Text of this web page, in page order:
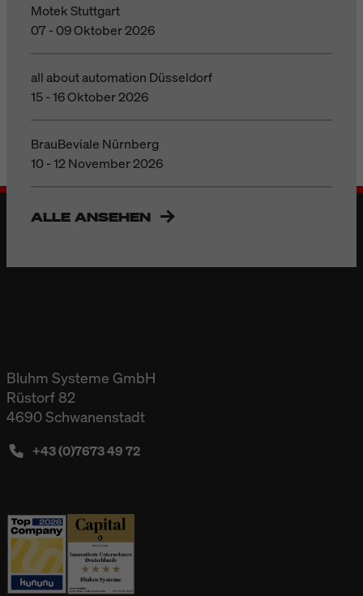
Motek Stuttgart
07 - 09 Oktober 2026
all about automation Düsseldorf
15 - 16 Oktober 2026
BrauBeviale Nürnberg
10 - 12 November 2026
ALLE ANSEHEN
Bluhm Systeme GmbH
Rüstorf 82
4690 Schwanenstadt
+43 (0)7673 49 72